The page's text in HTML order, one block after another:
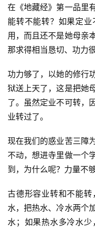
在《地藏经》第一品里
能转不能转？如果定
用，而且还不是她母亲
那求得相当恳切、功力
功力够了，以她的修行
狱送上天了，这是把她
了。虽然定业不可转，
业转过了。
现在我们的惑业苦三障
不动，想进寺里做一个
到，为什么呢？力量不
古德形容业转和不能
水，把热水、冷水两个
水；如果热水多冷水